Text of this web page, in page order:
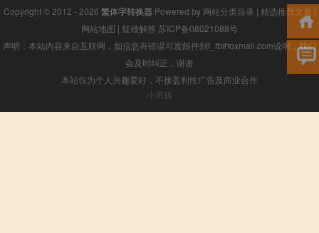
Copyright © 2012 - 2026 繁体字转换器Powered by 网站分类目录 | 精选推荐文章 |
网站地图 | 疑难解答 苏ICP备08021088号
声明：本站内容来自互联网，如信息有错误可发邮件到f_fb#foxmail.com说明，我们
会及时纠正，谢谢
本站仅为个人兴趣爱好，不接盈利性广告及商业合作
小男孩